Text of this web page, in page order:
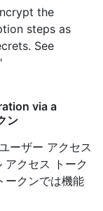
the
steps as
See
via a
ン
ーザー アクセス
アクセス トーク
ークンでは機能